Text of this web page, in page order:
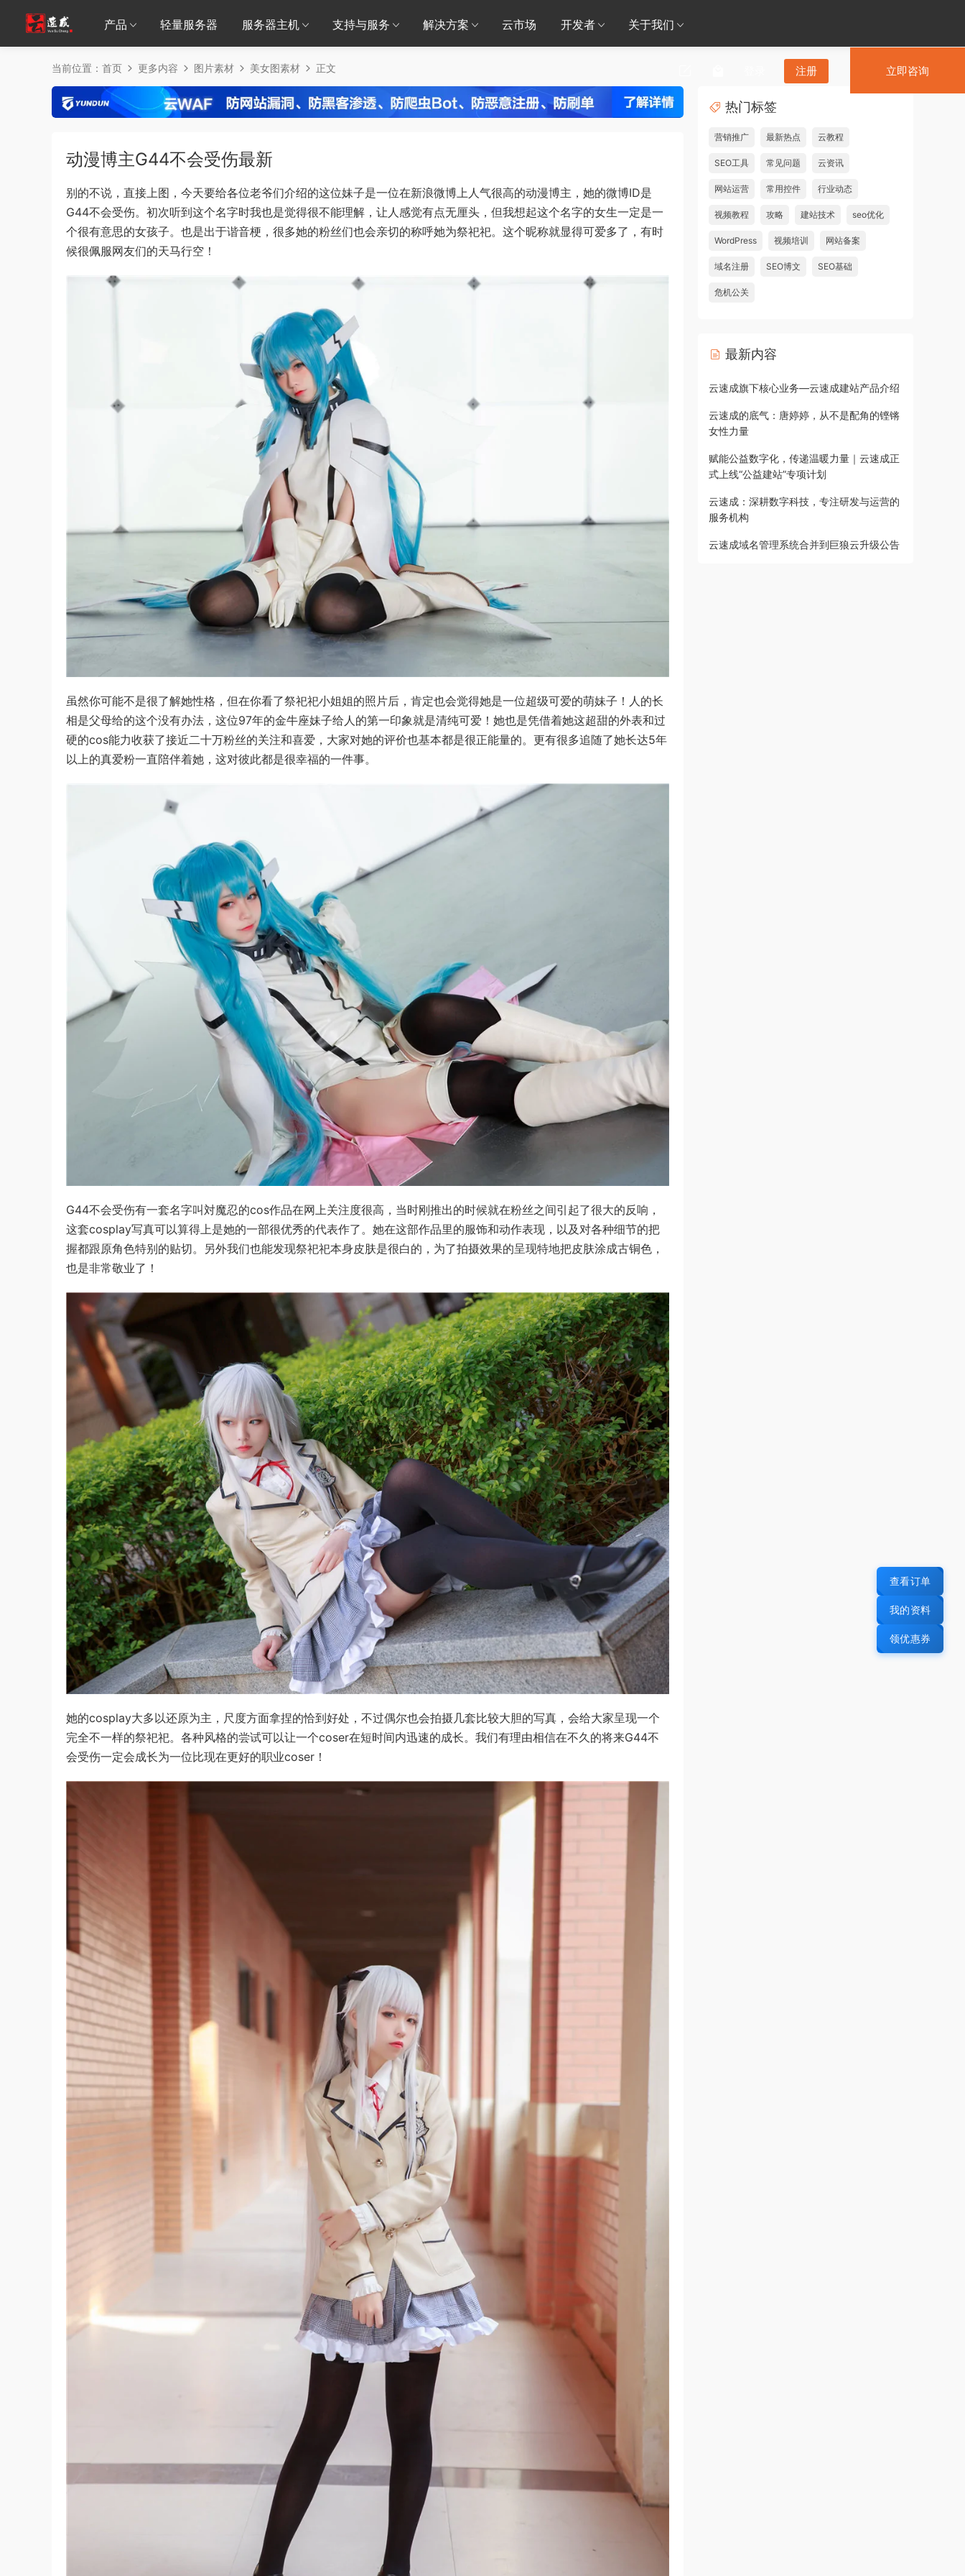
产品 轻量服务器 服务器主机 支持与服务 解决方案 云市场 开发者 关于我们
注册 立即咨询
当前位置： 首页 更多内容 图片素材 美女图素材 正文
动漫博主G44不会受伤最新
别的不说，直接上图，今天要给各位老爷们介绍的这位妹子是一位在新浪微博上人气很高的动漫博主，她的微博ID是
G44不会受伤。初次听到这个名字时我也是觉得很不能理解，让人感觉有点无厘头，但我想起这个名字的女生一定是一
个很有意思的女孩子。也是出于谐音梗，很多她的粉丝们也会亲切的称呼她为祭祀祀。这个昵称就显得可爱多了，有时
候很佩服网友们的天马行空！
虽然你可能不是很了解她性格，但在你看了祭祀祀小姐姐的照片后，肯定也会觉得她是一位超级可爱的萌妹子！人的长
相是父母给的这个没有办法，这位97年的金牛座妹子给人的第一印象就是清纯可爱！她也是凭借着她这超甜的外表和过
硬的cos能力收获了接近二十万粉丝的关注和喜爱，大家对她的评价也基本都是很正能量的。更有很多追随了她长达5年
以上的真爱粉一直陪伴着她，这对彼此都是很幸福的一件事。
G44不会受伤有一套名字叫対魔忍的cos作品在网上关注度很高，当时刚推出的时候就在粉丝之间引起了很大的反响，
这套cosplay写真可以算得上是她的一部很优秀的代表作了。她在这部作品里的服饰和动作表现，以及对各种细节的把
握都跟原角色特别的贴切。另外我们也能发现祭祀祀本身皮肤是很白的，为了拍摄效果的呈现特地把皮肤涂成古铜色，
也是非常敬业了！
她的cosplay大多以还原为主，尺度方面拿捏的恰到好处，不过偶尔也会拍摄几套比较大胆的写真，会给大家呈现一个
完全不一样的祭祀祀。各种风格的尝试可以让一个coser在短时间内迅速的成长。我们有理由相信在不久的将来G44不
会受伤一定会成长为一位比现在更好的职业coser！
热门标签
营销推广 最新热点 云教程
SEO工具 常见问题 云资讯
网站运营 常用控件 行业动态
视频教程 攻略 建站技术 seo优化
WordPress 视频培训 网站备案
域名注册 SEO博文 SEO基础
危机公关
最新内容
云速成旗下核心业务—云速成建站产品介绍
云速成的底气：唐婷婷，从不是配角的铿锵
女性力量
赋能公益数字化，传递温暖力量｜云速成正
式上线“公益建站”专项计划
云速成：深耕数字科技，专注研发与运营的
服务机构
云速成域名管理系统合并到巨狼云升级公告
查看订单
我的资料
领优惠券